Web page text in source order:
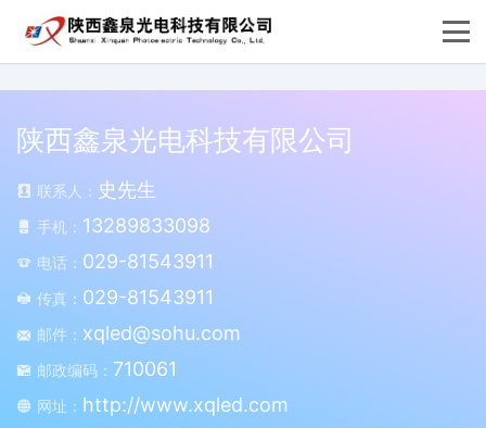
陕西鑫泉光电科技有限公司
联系人： 史先生
手机： 13289833098
电话： 029-81543911
传真： 029-81543911
邮件： xqled@sohu.com
邮政编码： 710061
网址： http://www.xqled.com